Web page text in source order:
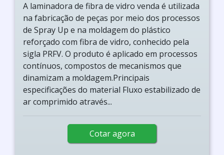
A laminadora de fibra de vidro venda é utilizada
na fabricação de peças por meio dos processos
de Spray Up e na moldagem do plástico
reforçado com fibra de vidro, conhecido pela
sigla PRFV. O produto é aplicado em processos
contínuos, compostos de mecanismos que
dinamizam a moldagem.Principais
especificações do material Fluxo estabilizado de
ar comprimido através...
Cotar agora